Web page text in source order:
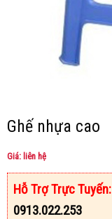
Ghế nhựa cao
Giá: liên hệ
Hỗ Trợ Trực Tuyến:
0913.022.253